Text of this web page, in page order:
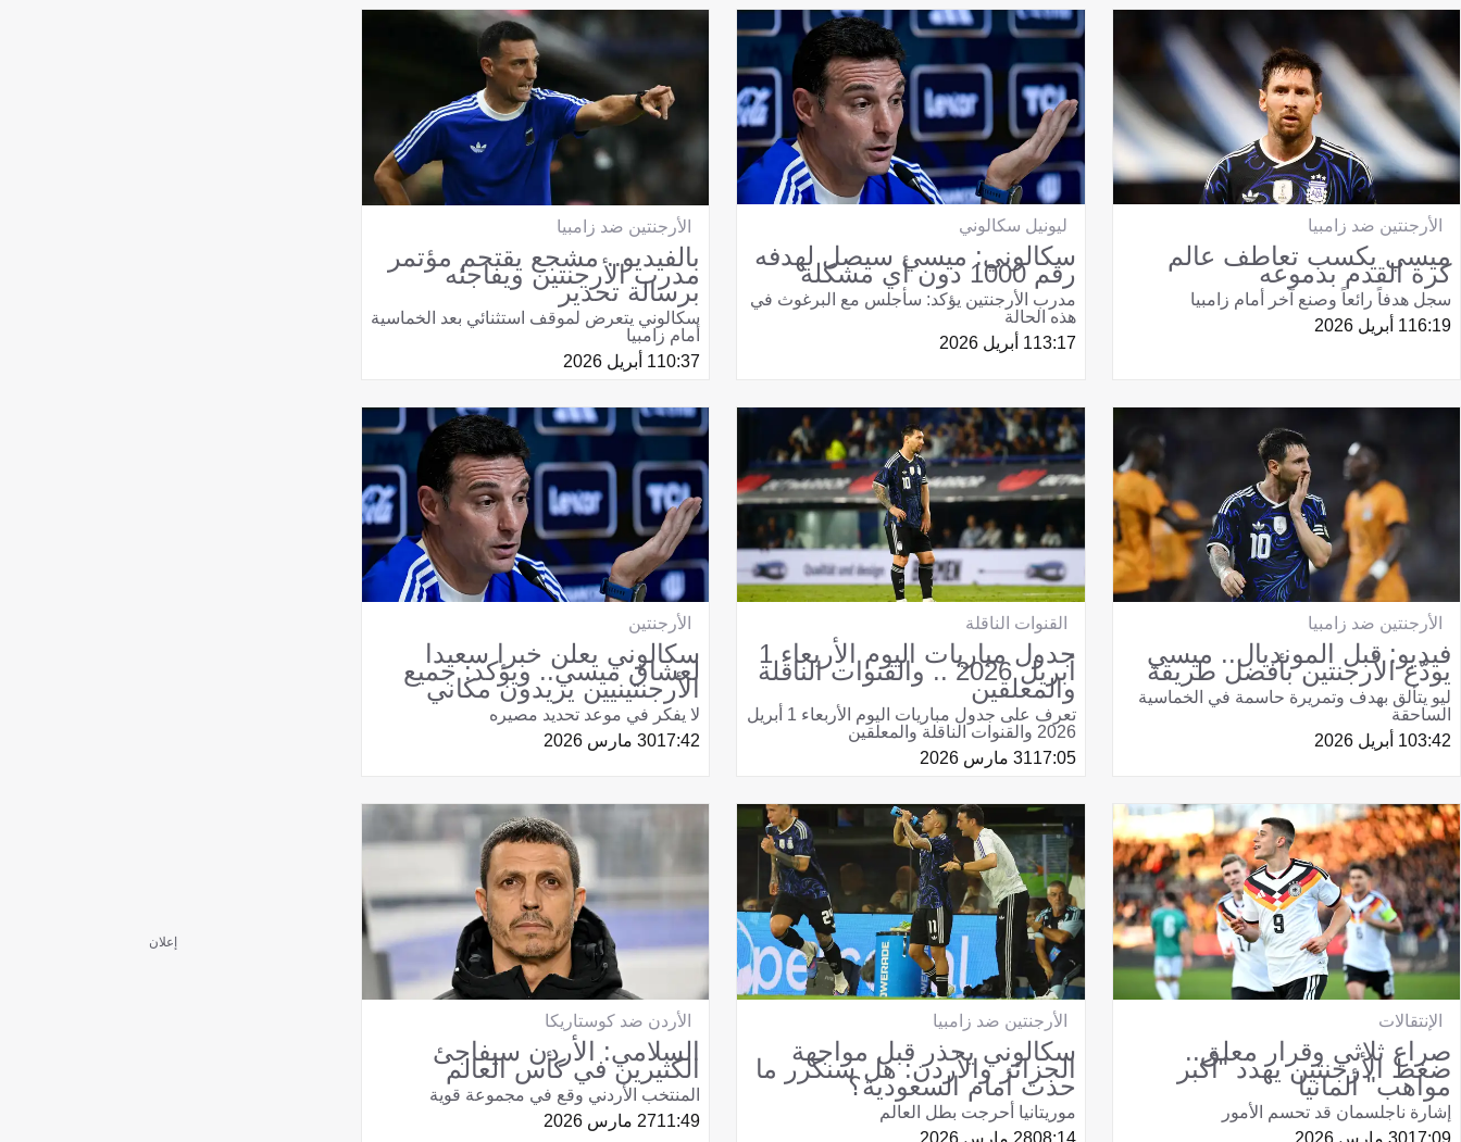
الأرجنتين ضد زامبيا
ميسي يكسب تعاطف عالم
كرة القدم بدموعه
سجل هدفاً رائعاً وصنع آخر أمام زامبيا
16:191 أبريل 2026
ليونيل سكالوني
سكالوني: ميسي سيصل لهدفه
رقم 1000 دون أي مشكلة
مدرب الأرجنتين يؤكد: سأجلس مع البرغوث في
هذه الحالة
13:171 أبريل 2026
الأرجنتين ضد زامبيا
بالفيديو.. مشجع يقتحم مؤتمر
مدرب الأرجنتين ويفاجئه
برسالة تحذير
سكالوني يتعرض لموقف استثنائي بعد الخماسية
أمام زامبيا
10:371 أبريل 2026
الأرجنتين ضد زامبيا
فيديو: قبل المونديال.. ميسي
يودّع الأرجنتين بأفضل طريقة
ليو يتألق بهدف وتمريرة حاسمة في الخماسية
الساحقة
03:421 أبريل 2026
القنوات الناقلة
جدول مباريات اليوم الأربعاء 1
أبريل 2026 .. والقنوات الناقلة
والمعلقين
تعرف على جدول مباريات اليوم الأربعاء 1 أبريل
2026 والقنوات الناقلة والمعلقين
17:0531 مارس 2026
الأرجنتين
سكالوني يعلن خبرا سعيدا
لعشاق ميسي.. ويؤكد: جميع
الأرجنتينيين يريدون مكاني
لا يفكر في موعد تحديد مصيره
17:4230 مارس 2026
الإنتقالات
صراع ثلاثي وقرار معلق..
ضغط الأرجنتين يهدد "أكبر
مواهب" ألمانيا
إشارة ناجلسمان قد تحسم الأمور
الأرجنتين ضد زامبيا
سكالوني يحذر قبل مواجهة
الجزائر والأردن: هل سنكرر ما
حدث أمام السعودية؟
موريتانيا أحرجت بطل العالم
الأردن ضد كوستاريكا
السلامي: الأردن سيفاجئ
الكثيرين في كأس العالم
المنتخب الأردني وقع في مجموعة قوية
11:4927 مارس 2026
إعلان